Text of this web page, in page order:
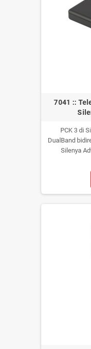
7041 ::
PCK 3 di
DualBand
Silenya